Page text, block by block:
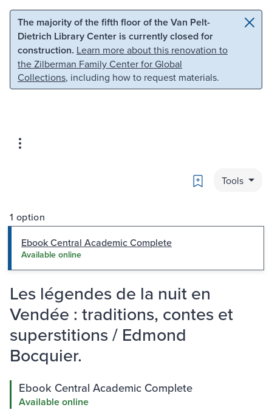
Skip to main content Skip to search
The majority of the fifth floor of the Van Pelt-
Dietrich Library Center is currently closed for
construction. Learn more about this renovation to
the Zilberman Family Center for Global
Collections, including how to request materials.
Bookmark
Tools
1 option
Ebook Central Academic Complete
Available online
Les légendes de la nuit en
Vendée : traditions, contes et
superstitions / Edmond
Bocquier.
Ebook Central Academic Complete
Available online